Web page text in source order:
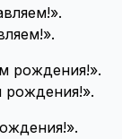
рождения!».